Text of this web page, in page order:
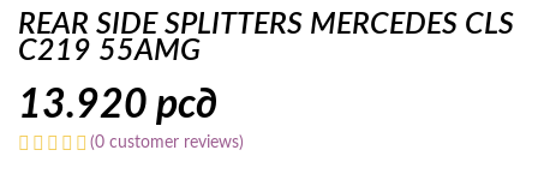
REAR SIDE SPLITTERS MERCEDES CLS
C219 55AMG
13.920 рсд
(0 customer reviews)